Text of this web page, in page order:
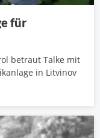
für
betraut Talke mit
in Litvinov